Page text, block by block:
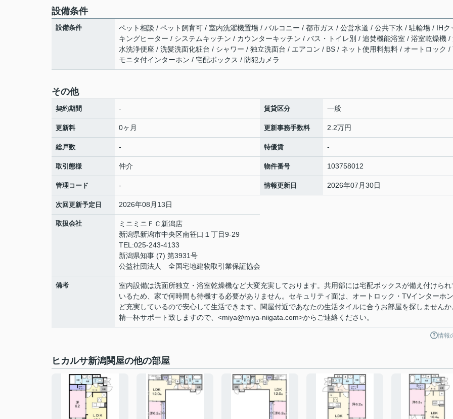
設備条件
設備条件
ペット相談 / ペット飼育可 / 室内洗濯機置場 / バルコニー / 都市ガス / 公営水道 / 公共下水 / 駐輪場 / IHク
キングヒーター / システムキッチン / カウンターキッチン / バス・トイレ別 / 追焚機能浴室 / 浴室乾燥機 /
水洗浄便座 / 洗髪洗面化粧台 / シャワー / 独立洗面台 / エアコン / BS / ネット使用料無料 / オートロック /
モニタ付インターホン / 宅配ボックス / 防犯カメラ
その他
契約期間 - 賃貸区分 一般
更新料 0ヶ月 更新事務手数料 2.2万円
総戸数 - 特優賃 -
取引態様 仲介 物件番号 103758012
管理コード - 情報更新日 2026年07月30日
次回更新予定日 2026年08月13日
取扱会社
ミニミニＦＣ新潟店
新潟県新潟市中央区南笹口１丁目9-29
TEL:025-243-4133
新潟県知事 (7) 第3931号
公益社団法人 全国宅地建物取引業保証協会
備考
室内設備は洗面所独立・浴室乾燥機など大変充実しております。共用部には宅配ボックスが備え付けられ
いるため、家で何時間も待機する必要がありません。セキュリティ面は、オートロック・TVインターホ
ど充実しているので安心して生活できます。関屋付近であなたの生活タイルに合うお部屋を探しませんか
精一杯サポート致しますので、<miya@miya-niigata.com>からご連絡ください。
情報
ヒカルサ新潟関屋の他の部屋